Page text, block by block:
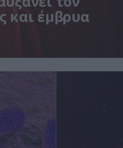
και έμβρυα